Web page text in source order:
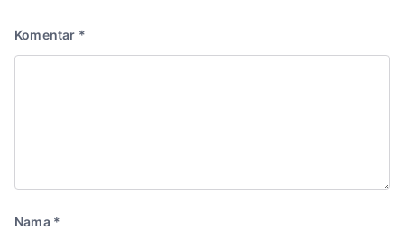
Komentar *
Nama *